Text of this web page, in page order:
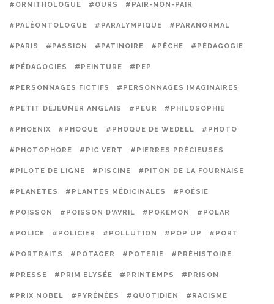
#ORNITHOLOGUE #OURS #PAIR-NON-PAIR
#PALÉONTOLOGUE #PARALYMPIQUE #PARANORMAL
#PARIS #PASSION #PATINOIRE #PÊCHE #PÉDAGOGIE
#PÉDAGOGIES #PEINTURE #PEP
#PERSONNAGES FICTIFS #PERSONNAGES IMAGINAIRES
#PETIT DÉJEUNER ANGLAIS #PEUR #PHILOSOPHIE
#PHOENIX #PHOQUE #PHOQUE DE WEDELL #PHOTO
#PHOTOPHORE #PIC VERT #PIERRES PRÉCIEUSES
#PILOTE DE LIGNE #PISCINE #PITON DE LA FOURNAISE
#PLANÈTES #PLANTES MÉDICINALES #POÉSIE
#POISSON #POISSON D'AVRIL #POKEMON #POLAR
#POLICE #POLICIER #POLLUTION #POP UP #PORT
#PORTRAITS #POTAGER #POTERIE #PRÉHISTOIRE
#PRESSE #PRIM ELYSÉE #PRINTEMPS #PRISON
#PRIX NOBEL #PYRÉNÉES #QUOTIDIEN #RACISME